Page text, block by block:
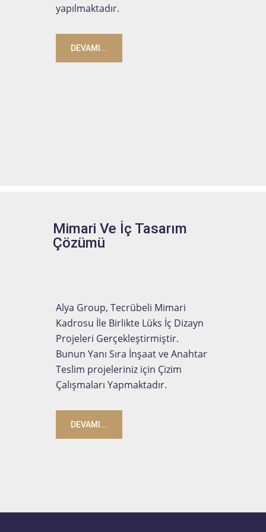
yapılmaktadır.
DEVAMI...
Mimari Ve İç Tasarım
Çözümü
Alya Group, Tecrübeli Mimari
Kadrosu İle Birlikte Lüks İç Dizayn
Projeleri Gerçekleştirmiştir.
Bunun Yanı Sıra İnşaat ve Anahtar
Teslim projeleriniz için Çizim
Çalışmaları Yapmaktadır.
DEVAMI...